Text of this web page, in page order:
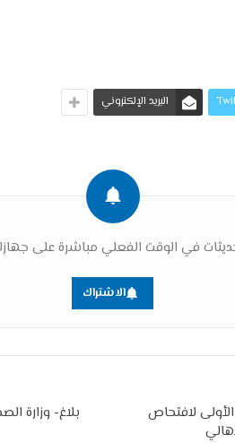
البريد الإلكتروني
في الوقت الفعلي مباشرة على
الاشتراك
لافتحاص
بلاغ- وزارة